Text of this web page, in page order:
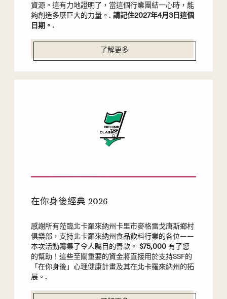
資源。這有力地證明了，當這個行業團結一心時，能
夠創造多麼巨大的力量。. 請記住2027年4月3日這個
日期。.
了解更多
在你身後經典 2026
感謝所有蒞臨北卡羅來納州卡里市麥格雷戈唐斯鄉村
俱樂部，支持北卡羅來納州食品飲料行業的各位——
本次活動籌集了令人矚目的善款。 $75,000 有了您
的幫助！這些至關重要的資金將直接用於支持SSF的
「在你身後」心理健康計畫及其在北卡羅來納州的拓
展。.